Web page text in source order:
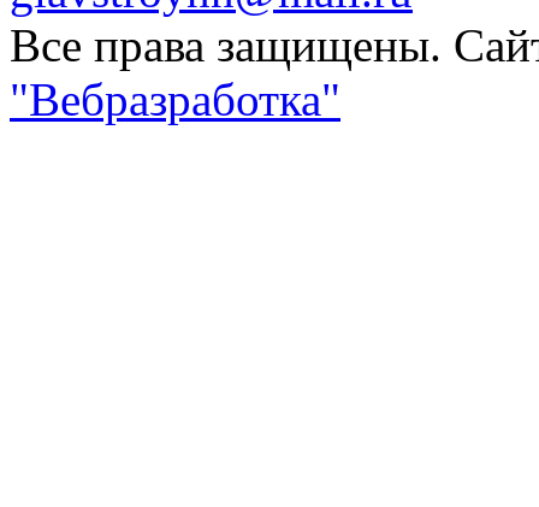
Все права защищены.
"Вебразработка"